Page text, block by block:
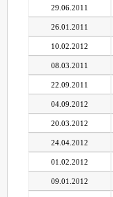
29.06.2011
26.01.2011
10.02.2012
08.03.2011
22.09.2011
04.09.2012
20.03.2012
24.04.2012
01.02.2012
09.01.2012